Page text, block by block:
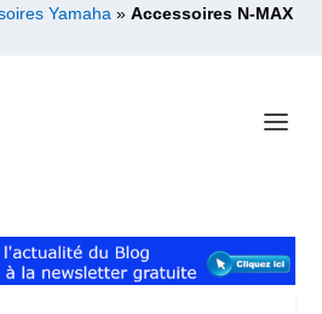
Yamaha » Accessoires N-MAX